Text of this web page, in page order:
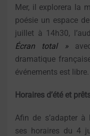
Mer, il explorera la
poésie un espace
juillet à 14h30,
Écran total »
dramatique
événements est libre.
Horaires d’été et
Afin de s’adapter
ses horaires du 4